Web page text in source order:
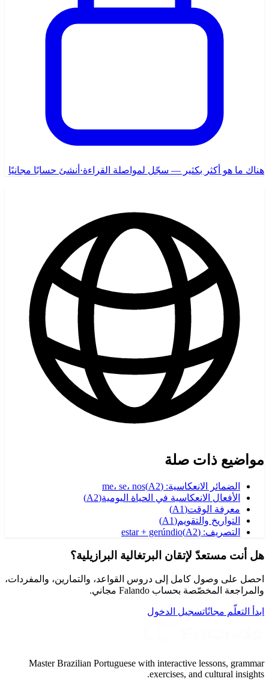
هناك ما هو أكثر بكثير — سجّل لمواصلة القراءة· أنشئ حسابًا مجانيًا
مواضيع ذات صلة
الضمائر الانعكاسية: me، se، nos (A2)
الأفعال الانعكاسية في الحياة اليومية(
A2
)
معرفة الوقت(
A1
)
التواريخ والتقويم(
A1
)
التصريف: estar + gerúndio
(A2)
هل أنت مستعدّ لإتقان البرتغالية البرازيلية؟
احصل على وصول كامل إلى دروس القواعد، والتمارين، والمفردات،
والمراجعة المخصّصة بحساب Falando مجاني.
ابدأ التعلّم مجانًاتسجيل الدخول
Master Brazilian Portuguese with interactive lessons, grammar
exercises, and cultural insights.